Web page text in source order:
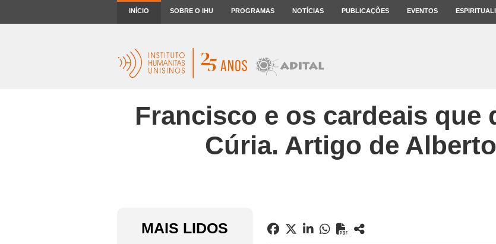
INÍCIO SOBRE O IHU PROGRAMAS NOTÍCIAS PUBLICAÇÕES EVENTOS
Francisco e os cardeais que
Cúria. Artigo de
MAIS LIDOS